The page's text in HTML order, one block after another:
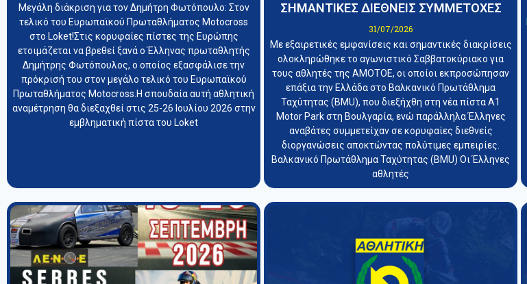
Μεγάλη διάκριση για τον Δημήτρη Φωτόπουλο: Στον
τελικό του Ευρωπαϊκού Πρωταθλήματος Motocross
στο Loket!Στις κορυφαίες πίστες της Ευρώπης
ετοιμάζεται να βρεθεί ξανά ο Έλληνας πρωταθλητής
Δημήτρης Φωτόπουλος, ο οποίος εξασφάλισε την
πρόκρισή του στον μεγάλο τελικό του Ευρωπαϊκού
Πρωταθλήματος Motocross.Η σπουδαία αυτή αθλητική
αναμέτρηση θα διεξαχθεί στις 25-26 Ιουλίου 2026 στην
εμβληματική πίστα του Loket
ΣΗΜΑΝΤΙΚΕΣ ΔΙΕΘΝΕΙΣ ΣΥΜΜΕΤΟΧΕΣ
31/07/2026
Με εξαιρετικές εμφανίσεις και σημαντικές διακρίσεις
ολοκληρώθηκε το αγωνιστικό Σαββατοκύριακο για
τους αθλητές της ΑΜΟΤΟΕ, οι οποίοι εκπροσώπησαν
επάξια την Ελλάδα στο Βαλκανικό Πρωτάθλημα
Ταχύτητας (BMU), που διεξήχθη στη νέα πίστα A1
Motor Park στη Βουλγαρία, ενώ παράλληλα Έλληνες
αναβάτες συμμετείχαν σε κορυφαίες διεθνείς
διοργανώσεις αποκτώντας πολύτιμες εμπειρίες.
Βαλκανικό Πρωτάθλημα Ταχύτητας (BMU) Οι Έλληνες
αθλητές